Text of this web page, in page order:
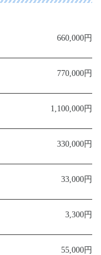
660,000円
770,000円
1,100,000円
330,000円
33,000円
3,300円
55,000円